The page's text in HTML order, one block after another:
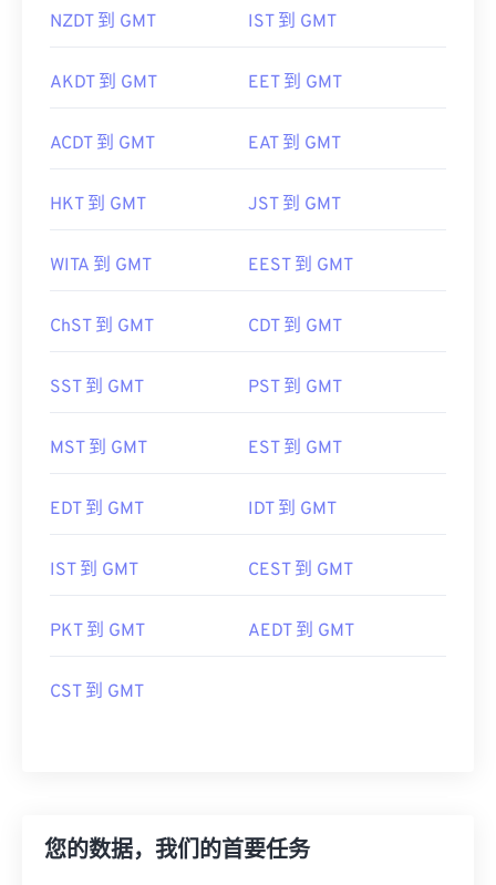
NZDT 到 GMT IST 到 GMT
AKDT 到 GMT EET 到 GMT
ACDT 到 GMT EAT 到 GMT
HKT 到 GMT JST 到 GMT
WITA 到 GMT EEST 到 GMT
ChST 到 GMT CDT 到 GMT
SST 到 GMT PST 到 GMT
MST 到 GMT EST 到 GMT
EDT 到 GMT IDT 到 GMT
IST 到 GMT CEST 到 GMT
PKT 到 GMT AEDT 到 GMT
CST 到 GMT
您的数据，我们的首要任务